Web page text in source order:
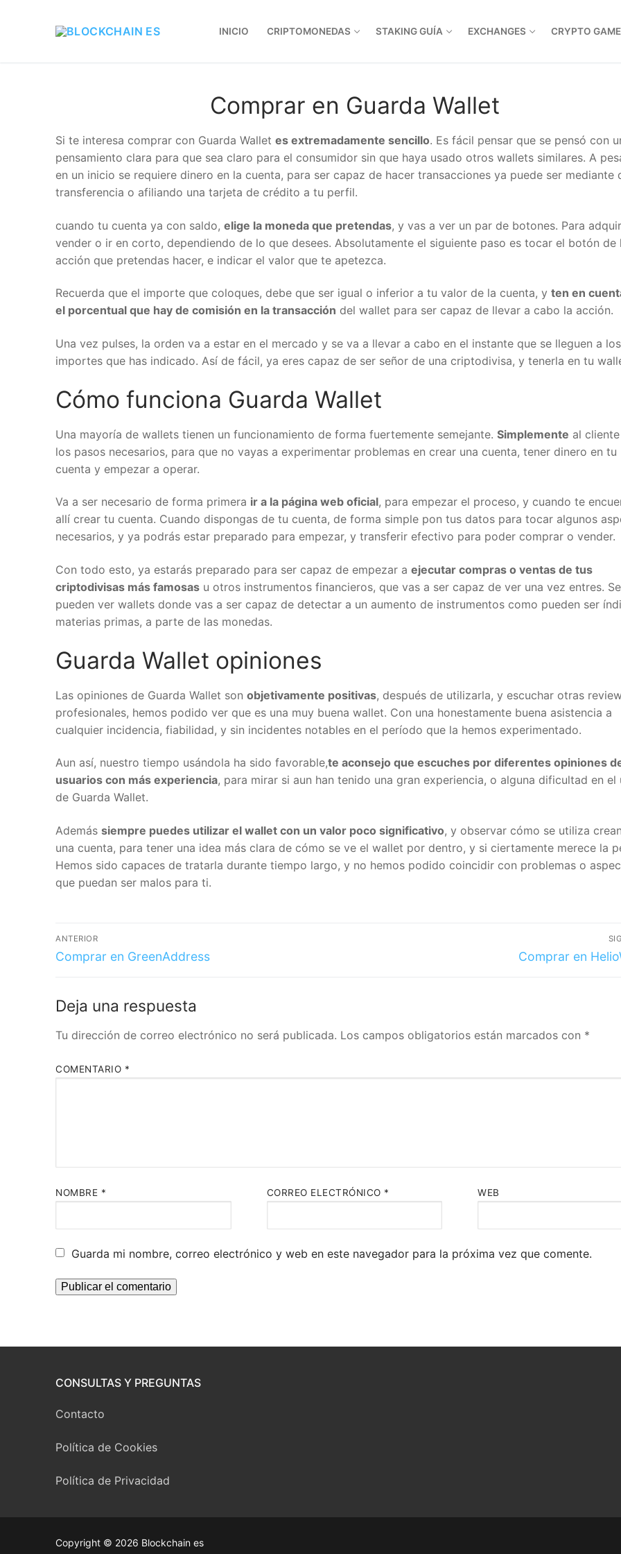
INICIO CRIPTOMONEDAS STAKING GUÍA EXCHANGES CRYPTO
Comprar en Guarda Wallet
Si te interesa comprar con Guarda Wallet es extremadamente sencillo. Es fácil pensar que se pensó con
pensamiento clara para que sea claro para el consumidor sin que haya usado otros wallets similares. A
en un inicio se requiere dinero en la cuenta, para ser capaz de hacer transacciones ya puede ser mediante
transferencia o afiliando una tarjeta de crédito a tu perfil.
cuando tu cuenta ya con saldo, elige la moneda que pretendas, y vas a ver un par de botones. Para
vender o ir en corto, dependiendo de lo que desees. Absolutamente el siguiente paso es tocar el botón de
acción que pretendas hacer, e indicar el valor que te apetezca.
Recuerda que el importe que coloques, debe que ser igual o inferior a tu valor de la cuenta, y ten en
el porcentual que hay de comisión en la transacción del wallet para ser capaz de llevar a cabo la acción.
Una vez pulses, la orden va a estar en el mercado y se va a llevar a cabo en el instante que se lleguen a los
importes que has indicado. Así de fácil, ya eres capaz de ser señor de una criptodivisa, y tenerla en tu
Cómo funciona Guarda Wallet
Una mayoría de wallets tienen un funcionamiento de forma fuertemente semejante. Simplemente al
los pasos necesarios, para que no vayas a experimentar problemas en crear una cuenta, tener dinero en tu
cuenta y empezar a operar.
Va a ser necesario de forma primera ir a la página web oficial, para empezar el proceso, y cuando te
allí crear tu cuenta. Cuando dispongas de tu cuenta, de forma simple pon tus datos para tocar algunos
necesarios, y ya podrás estar preparado para empezar, y transferir efectivo para poder comprar o vender.
Con todo esto, ya estarás preparado para ser capaz de empezar a ejecutar compras o ventas de tus
criptodivisas más famosas u otros instrumentos financieros, que vas a ser capaz de ver una vez entres. Se
pueden ver wallets donde vas a ser capaz de detectar a un aumento de instrumentos como pueden ser
materias primas, a parte de las monedas.
Guarda Wallet opiniones
Las opiniones de Guarda Wallet son objetivamente positivas, después de utilizarla, y escuchar otras
profesionales, hemos podido ver que es una muy buena wallet. Con una honestamente buena asistencia a
cualquier incidencia, fiabilidad, y sin incidentes notables en el período que la hemos experimentado.
Aun así, nuestro tiempo usándola ha sido favorable,te aconsejo que escuches por diferentes opiniones
usuarios con más experiencia, para mirar si aun han tenido una gran experiencia, o alguna dificultad en el
de Guarda Wallet.
Además siempre puedes utilizar el wallet con un valor poco significativo, y observar cómo se utiliza
una cuenta, para tener una idea más clara de cómo se ve el wallet por dentro, y si ciertamente merece la
Hemos sido capaces de tratarla durante tiempo largo, y no hemos podido coincidir con problemas o
que puedan ser malos para ti.
ANTERIOR
Comprar en GreenAddress Comprar en
Deja una respuesta
Tu dirección de correo electrónico no será publicada. Los campos obligatorios están marcados con *
COMENTARIO *
NOMBRE * CORREO ELECTRÓNICO * WEB
Guarda mi nombre, correo electrónico y web en este navegador para la próxima vez que comente.
CONSULTAS Y PREGUNTAS
Contacto
Política de Cookies
Política de Privacidad
Copyright © 2026 Blockchain es